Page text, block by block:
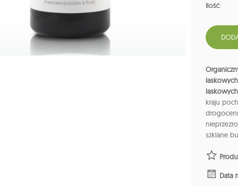
Ilość:
laskowych
laskowych
kraju
szklane
Data